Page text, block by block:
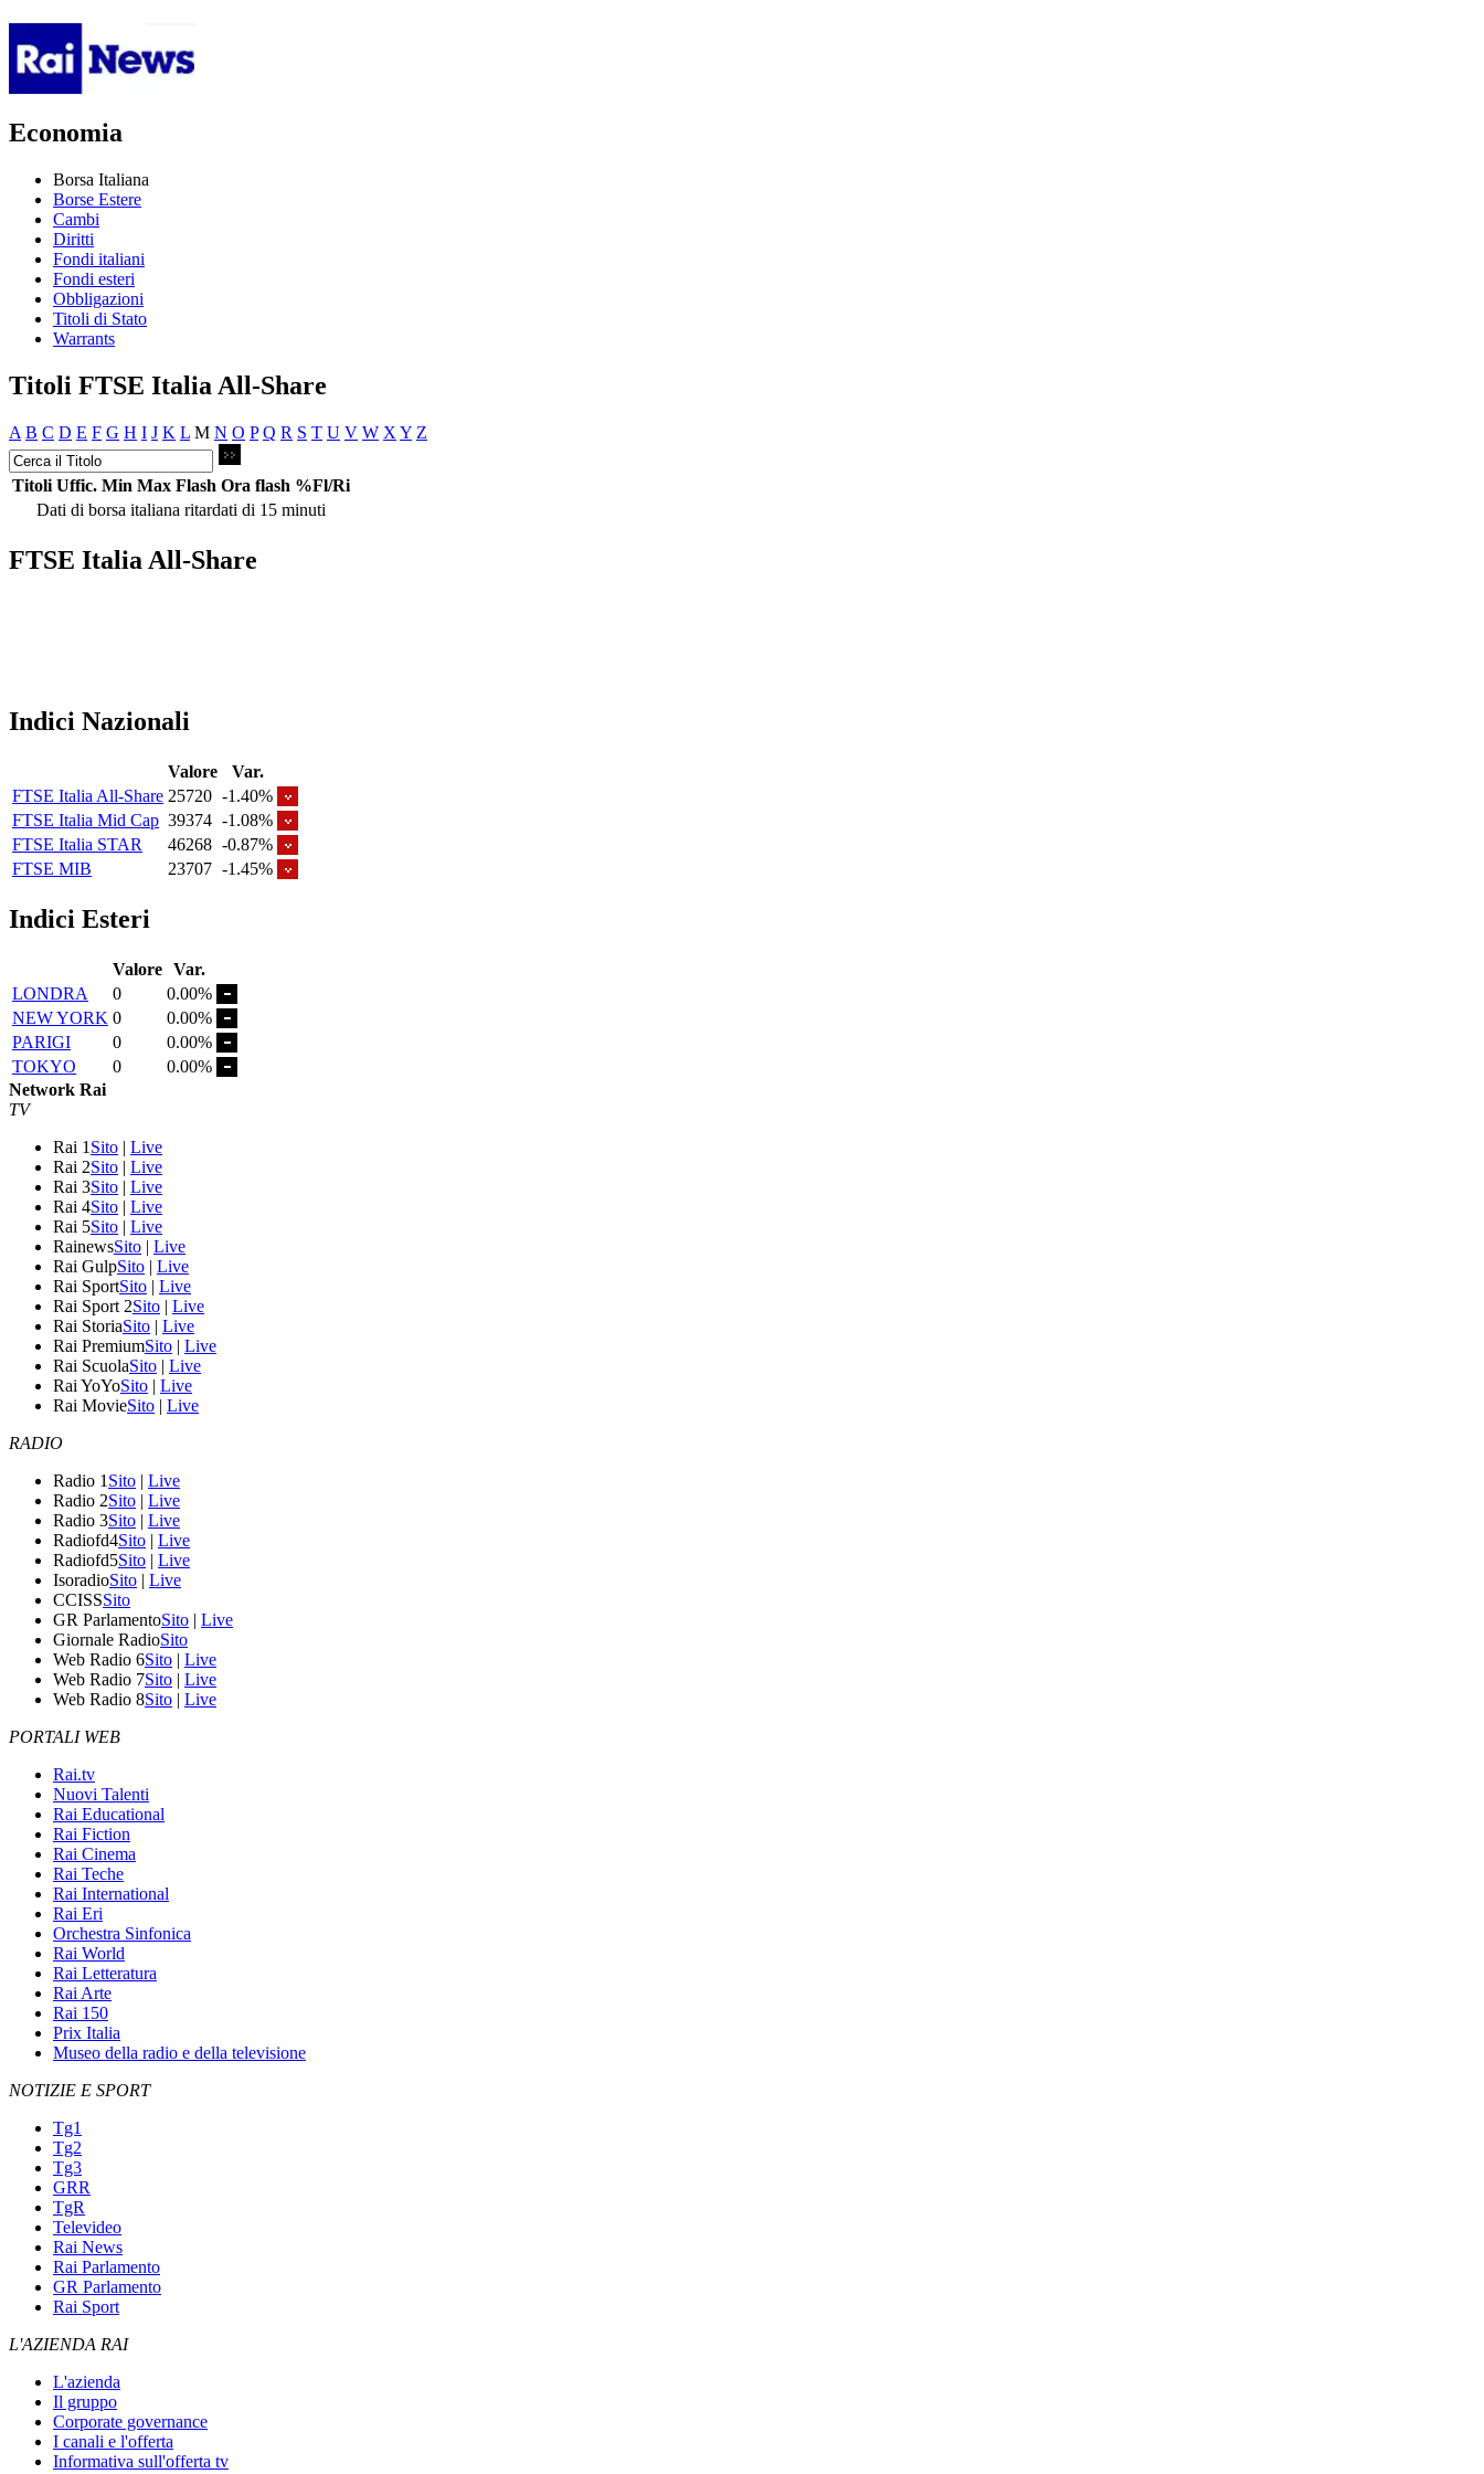
Economia
Borsa Italiana
Borse Estere
Cambi
Diritti
Fondi italiani
Fondi esteri
Obbligazioni
Titoli di Stato
Warrants
Titoli FTSE Italia All-Share
A B C D E F G H I J K L M N O P Q R S T U V W X Y Z
Titoli Uffic. Min Max Flash Ora flash %Fl/Ri
Dati di borsa italiana ritardati di 15 minuti
FTSE Italia All-Share
Indici Nazionali
Valore
Var.
FTSE Italia All-Share 25720 -1.40%
FTSE Italia Mid Cap 39374 -1.08%
FTSE Italia STAR
46268 -0.87%
FTSE MIB
23707 -1.45%
Indici Esteri
Valore Var.
LONDRA
0
0.00%
NEW YORK 0
0.00%
PARIGI
0
0.00%
TOKYO
0
0.00%
Network Rai
TV
Rai 1 Sito | Live
Rai 2Sito | Live
Rai 3Sito | Live
Rai 4Sito | Live
Rai 5Sito | Live
RainewsSito | Live
Rai GulpSito | Live
Rai SportSito | Live
Rai Sport 2Sito | Live
Rai StoriaSito | Live
Rai PremiumSito | Live
Rai ScuolaSito | Live
Rai YoYoSito | Live
Rai MovieSito | Live
RADIO
Radio 1 Sito | Live
Radio 2Sito | Live
Radio 3Sito | Live
Radiofd4Sito | Live
Radiofd5Sito | Live
IsoradioSito | Live
CCISSSito
GR ParlamentoSito | Live
Giornale RadioSito
Web Radio 6Sito | Live
Web Radio 7Sito | Live
Web Radio 8Sito | Live
PORTALI WEB
Rai.tv
Nuovi Talenti
Rai Educational
Rai Fiction
Rai Cinema
Rai Teche
Rai International
Rai Eri
Orchestra Sinfonica
Rai World
Rai Letteratura
Rai Arte
Rai 150
Prix Italia
Museo della radio e della televisione
NOTIZIE E SPORT
Tg1
Tg2
Tg3
GRR
TgR
Televideo
Rai News
Rai Parlamento
GR Parlamento
Rai Sport
L'AZIENDA RAI
L'azienda
Il gruppo
Corporate governance
I canali e l'offerta
Informativa sull'offerta tv